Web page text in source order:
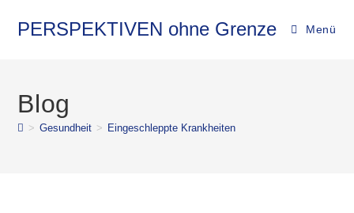
PERSPEKTIVEN ohne Grenze Menü
Blog
> Gesundheit > Eingeschleppte Krankheiten